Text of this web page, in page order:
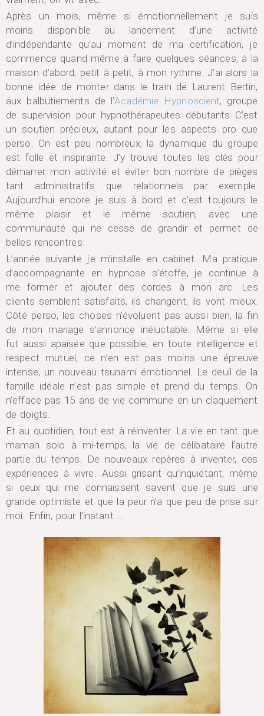
Après un mois, même si émotionnellement je suis
moins disponible au lancement d’une activité
d’indépendante qu’au moment de ma certification, je
commence quand même à faire quelques séances, à la
maison d’abord, petit à petit, à mon rythme. J’ai alors la
bonne idée de monter dans le train de Laurent Bertin,
aux balbutiements de l’Académie Hypnoscient, groupe
de supervision pour hypnothérapeutes débutants C’est
un soutien précieux, autant pour les aspects pro que
perso. On est peu nombreux, la dynamique du groupe
est folle et inspirante. J’y trouve toutes les clés pour
démarrer mon activité et éviter bon nombre de pièges
tant administratifs que relationnels par exemple.
Aujourd’hui encore je suis à bord et c’est toujours le
même plaisir et le même soutien, avec une
communauté qui ne cesse de grandir et permet de
belles rencontres.
L’année suivante je m’installe en cabinet. Ma pratique
d’accompagnante en hypnose s’étoffe, je continue à
me former et ajouter des cordes à mon arc. Les
clients semblent satisfaits, ils changent, ils vont mieux.
Côté perso, les choses n’évoluent pas aussi bien, la fin
de mon mariage s’annonce inéluctable. Même si elle
fut aussi apaisée que possible, en toute intelligence et
respect mutuel, ce n’en est pas moins une épreuve
intense, un nouveau tsunami émotionnel. Le deuil de la
famille idéale n’est pas simple et prend du temps. On
n’efface pas 15 ans de vie commune en un claquement
de doigts.
Et au quotidien, tout est à réinventer. La vie en tant que
maman solo à mi-temps, la vie de célibataire l’autre
partie du temps. De nouveaux repères à inventer, des
expériences à vivre. Aussi grisant qu’inquiétant, même
si ceux qui me connaissent savent que je suis une
grande optimiste et que la peur n’a que peu de prise sur
moi. Enfin, pour l’instant …